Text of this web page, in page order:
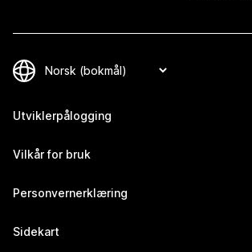
Utviklerpålogging
Vilkår for bruk
Personvernerklæring
Sidekart